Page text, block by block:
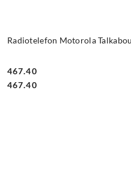
Radiotelefon Motorola
Cena:
467.40
Cena:
467.40